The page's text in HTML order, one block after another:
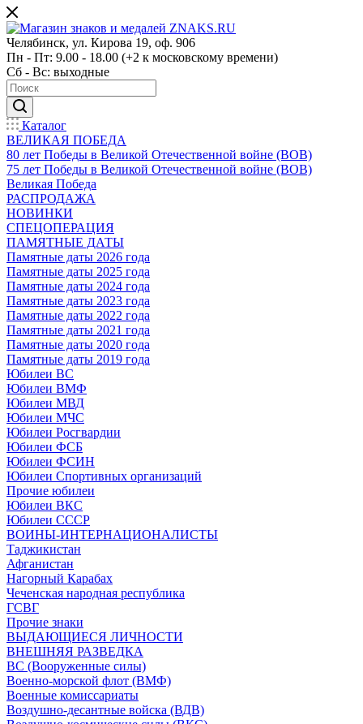
Челябинск, ул. Кирова 19, оф. 906
Пн - Пт: 9.00 - 18.00 (+2 к московскому времени)
Сб - Вс: выходные
Каталог
ВЕЛИКАЯ ПОБЕДА
80 лет Победы в Великой Отечественной войне (ВОВ)
75 лет Победы в Великой Отечественной войне (ВОВ)
Великая Победа
РАСПРОДАЖА
НОВИНКИ
СПЕЦОПЕРАЦИЯ
ПАМЯТНЫЕ ДАТЫ
Памятные даты 2026 года
Памятные даты 2025 года
Памятные даты 2024 года
Памятные даты 2023 года
Памятные даты 2022 года
Памятные даты 2021 года
Памятные даты 2020 года
Памятные даты 2019 года
Юбилеи ВС
Юбилеи ВМФ
Юбилеи МВД
Юбилеи МЧС
Юбилеи Росгвардии
Юбилеи ФСБ
Юбилеи ФСИН
Юбилеи Спортивных организаций
Прочие юбилеи
Юбилеи ВКС
Юбилеи СССР
ВОИНЫ-ИНТЕРНАЦИОНАЛИСТЫ
Таджикистан
Афганистан
Нагорный Карабах
Чеченская народная республика
ГСВГ
Прочие знаки
ВЫДАЮЩИЕСЯ ЛИЧНОСТИ
ВНЕШНЯЯ РАЗВЕДКА
ВС (Вооруженные силы)
Военно-морской флот (ВМФ)
Военные комиссариаты
Воздушно-десантные войска (ВДВ)